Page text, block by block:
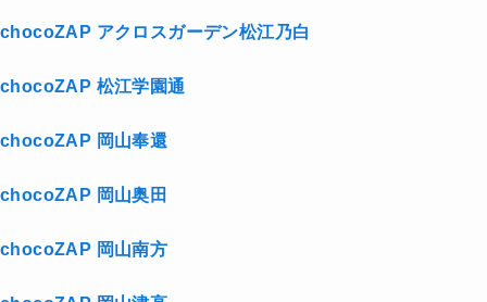
chocoZAP アクロスガーデン松江乃白
chocoZAP 松江学園通
chocoZAP 岡山奉還
chocoZAP 岡山奥田
chocoZAP 岡山南方